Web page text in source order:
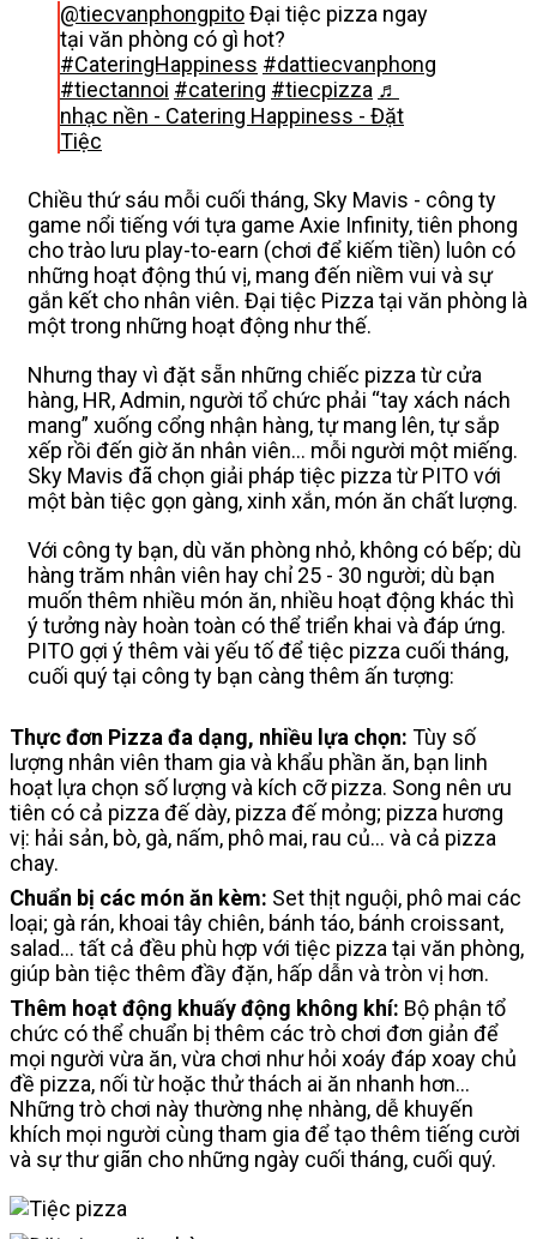
@tiecvanphongpitoĐại tiệc pizza ngay
tại văn phòng có gì hot?
#CateringHappiness #dattiecvanphong
#tiectannoi #catering #tiecpizza ♬
nhạc nền - Catering Happiness - Đặt
Tiệc
Chiều thứ sáu mỗi cuối tháng, Sky Mavis - công ty
game nổi tiếng với tựa game Axie Infinity, tiên phong
cho trào lưu play-to-earn (chơi để kiếm tiền) luôn có
những hoạt động thú vị, mang đến niềm vui và sự
gắn kết cho nhân viên. Đại tiệc Pizza tại văn phòng là
một trong những hoạt động như thế.
Nhưng thay vì đặt sẵn những chiếc pizza từ cửa
hàng, HR, Admin, người tổ chức phải “tay xách nách
mang” xuống cổng nhận hàng, tự mang lên, tự sắp
xếp rồi đến giờ ăn nhân viên… mỗi người một miếng.
Sky Mavis đã chọn giải pháp tiệc pizza từ PITO với
một bàn tiệc gọn gàng, xinh xắn, món ăn chất lượng.
Với công ty bạn, dù văn phòng nhỏ, không có bếp; dù
hàng trăm nhân viên hay chỉ 25 - 30 người; dù bạn
muốn thêm nhiều món ăn, nhiều hoạt động khác thì
ý tưởng này hoàn toàn có thể triển khai và đáp ứng.
PITO gợi ý thêm vài yếu tố để tiệc pizza cuối tháng,
cuối quý tại công ty bạn càng thêm ấn tượng:
Thực đơn Pizza đa dạng, nhiều lựa chọn: Tùy số
lượng nhân viên tham gia và khẩu phần ăn, bạn linh
hoạt lựa chọn số lượng và kích cỡ pizza. Song nên ưu
tiên có cả pizza đế dày, pizza đế mỏng; pizza hương
vị: hải sản, bò, gà, nấm, phô mai, rau củ… và cả pizza
chay.
Chuẩn bị các món ăn kèm: Set thịt nguội, phô mai các
loại; gà rán, khoai tây chiên, bánh táo, bánh croissant,
salad… tất cả đều phù hợp với tiệc pizza tại văn phòng,
giúp bàn tiệc thêm đầy đặn, hấp dẫn và tròn vị hơn.
Thêm hoạt động khuấy động không khí: Bộ phận tổ
chức có thể chuẩn bị thêm các trò chơi đơn giản để
mọi người vừa ăn, vừa chơi như hỏi xoáy đáp xoay chủ
đề pizza, nối từ hoặc thử thách ai ăn nhanh hơn…
Những trò chơi này thường nhẹ nhàng, dễ khuyến
khích mọi người cùng tham gia để tạo thêm tiếng cười
và sự thư giãn cho những ngày cuối tháng, cuối quý.